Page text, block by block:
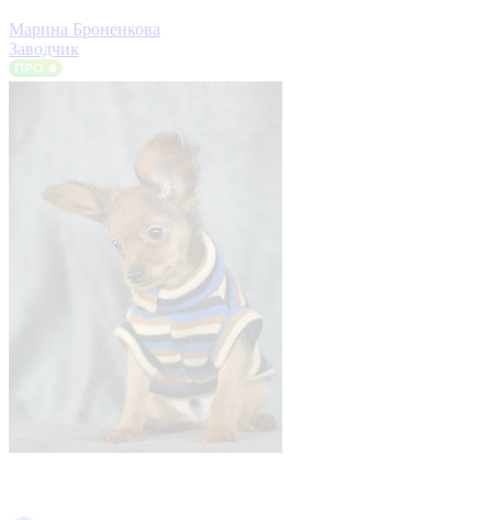
Марина Броненкова
Заводчик